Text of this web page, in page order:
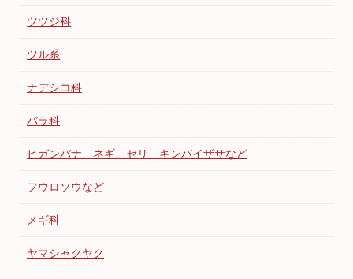
ツツジ科
ツル系
ナデシコ科
バラ科
ヒガンバナ、ネギ、セリ、キンバイザサなど
フウロソウなど
メギ科
ヤマシャクヤク